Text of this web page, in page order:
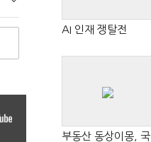
AI 인재 쟁탈전
부동산 동상이몽, 국